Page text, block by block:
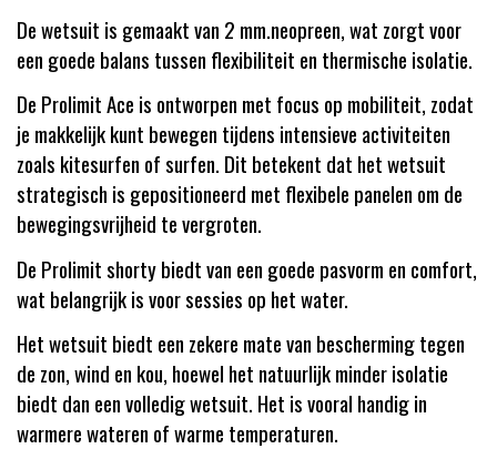
De wetsuit is gemaakt van 2 mm.neopreen, wat zorgt voor
een goede balans tussen flexibiliteit en thermische isolatie.
De Prolimit Ace is ontworpen met focus op mobiliteit, zodat
je makkelijk kunt bewegen tijdens intensieve activiteiten
zoals kitesurfen of surfen. Dit betekent dat het wetsuit
strategisch is gepositioneerd met flexibele panelen om de
bewegingsvrijheid te vergroten.
De Prolimit shorty biedt van een goede pasvorm en comfort,
wat belangrijk is voor sessies op het water.
Het wetsuit biedt een zekere mate van bescherming tegen
de zon, wind en kou, hoewel het natuurlijk minder isolatie
biedt dan een volledig wetsuit. Het is vooral handig in
warmere wateren of warme temperaturen.